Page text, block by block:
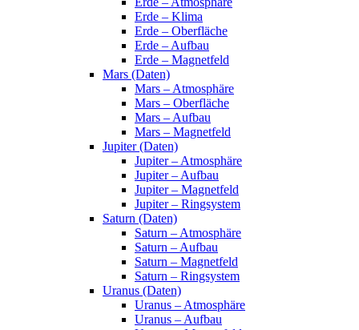
Erde – Klima
Erde – Oberfläche
Erde – Aufbau
Erde – Magnetfeld
Mars (Daten)
Mars – Atmosphäre
Mars – Oberfläche
Mars – Aufbau
Mars – Magnetfeld
Jupiter (Daten)
Jupiter – Atmosphäre
Jupiter – Aufbau
Jupiter – Magnetfeld
Jupiter – Ringsystem
Saturn (Daten)
Saturn – Atmosphäre
Saturn – Aufbau
Saturn – Magnetfeld
Saturn – Ringsystem
Uranus (Daten)
Uranus – Atmosphäre
Uranus – Aufbau